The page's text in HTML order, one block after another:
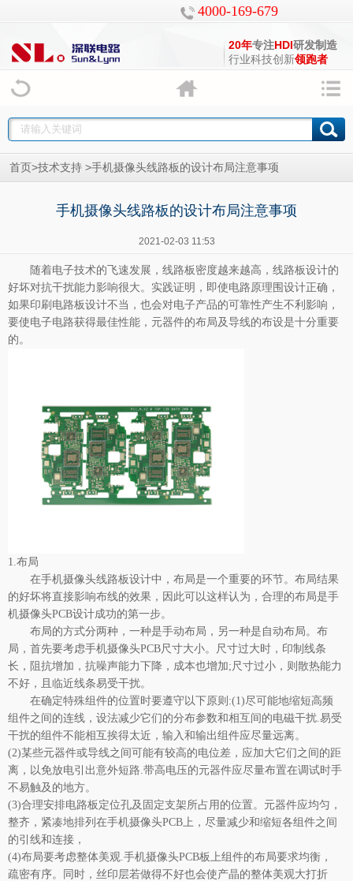
4000-169-679
20年专注HDI研发制造
行业科技创新领跑者
首页 >技术支持 >手机摄像头线路板的设计布局注意事项
手机摄像头线路板的设计布局注意事项
2021-02-03 11:53
随着电子技术的飞速发展，线路板密度越来越高，线路板设计的
好坏对抗干扰能力影响很大。实践证明，即使电路原理围设计正确，
如果印刷电路板设计不当，也会对电子产品的可靠性产生不利影响，
要使电子电路获得最佳性能，元器件的布局及导线的布设是十分重要
的。
1.布局
在手机摄像头线路板设计中，布局是一个重要的环节。布局结果
的好坏将直接影响布线的效果，因此可以这样认为，合理的布局是手
机摄像头PCB设计成功的第一步。
布局的方式分两种，一种是手动布局，另一种是自动布局。布
局，首先要考虑手机摄像头PCB尺寸大小。尺寸过大时，印制线条
长，阻抗增加，抗噪声能力下降，成本也增加;尺寸过小，则散热能力
不好，且临近线条易受干扰。
在确定特殊组件的位置时要遵守以下原则:(1)尽可能地缩短高频
组件之间的连线，设法减少它们的分布参数和相互间的电磁干扰.易受
干扰的组件不能相互挨得太近，输入和输出组件应尽量远离。
(2)某些元器件或导线之间可能有较高的电位差，应加大它们之间的距
离，以免放电引出意外短路.带高电压的元器件应尽量布置在调试时手
不易触及的地方。
(3)合理安排电路板定位孔及固定支架所占用的位置。元器件应均匀，
整齐，紧凑地排列在手机摄像头PCB上，尽量减少和缩短各组件之间
的引线和连接，
(4)布局要考虑整体美观.手机摄像头PCB板上组件的布局要求均衡，
疏密有序。同时，丝印层若做得不好也会使产晶的整体美观大打折